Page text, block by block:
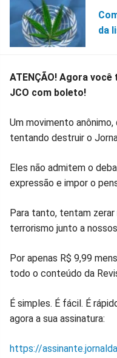
da
ATENÇÃO! Agora
JCO com boleto!
Um movimento
tentando destruir o
Eles não admitem o
expressão e impor o
Para tanto, tentam
terrorismo junto a
Por apenas R$ 9,99
todo o conteúdo da
É simples. É fácil. É
agora a sua assinatura:
https://